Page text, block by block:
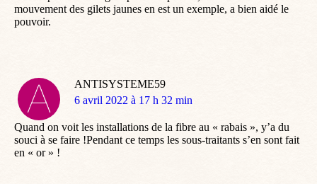
mouvement des gilets jaunes en est un exemple, a bien aidé le
pouvoir.
ANTISYSTEME59
dit
6 avril 2022 à 17 h 32 min
Quand on voit les installations de la fibre au « rabais », y’a du
souci à se faire !Pendant ce temps les sous-traitants s’en sont fait
en « or » !